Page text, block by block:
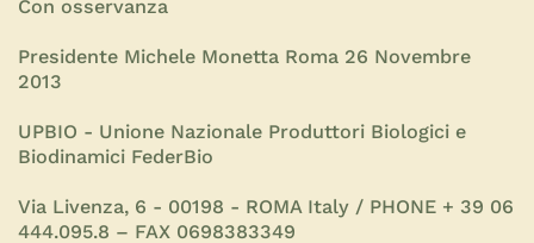
Con osservanza
Presidente Michele Monetta Roma 26 Novembre
2013
UPBIO - Unione Nazionale Produttori Biologici e
Biodinamici FederBio
Via Livenza, 6 - 00198 - ROMA Italy / PHONE + 39 06
444.095.8 – FAX 0698383349